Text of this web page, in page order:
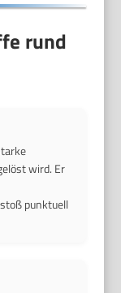
rund
wird. Er
punktuell